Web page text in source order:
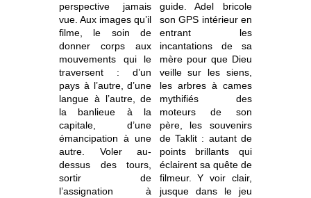
perspective jamais
vue. Aux images qu’il
filme, le soin de
donner corps aux
mouvements qui le
traversent : d’un
pays à l’autre, d’une
langue à l’autre, de
la banlieue à la
capitale, d’une
émancipation à une
autre. Voler au-
dessus des tours,
sortir de
l’assignation à
guide. Adel bricole
son GPS intérieur en
entrant les
incantations de sa
mère pour que Dieu
veille sur les siens,
les arbres à cames
mythifiés des
moteurs de son
père, les souvenirs
de Taklit : autant de
points brillants qui
éclairent sa quête de
filmeur. Y voir clair,
jusque dans le jeu